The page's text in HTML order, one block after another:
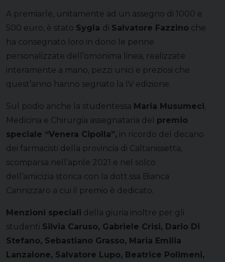
A premiarle, unitamente ad un assegno di 1000 e
500 euro, è stato Sygla di Salvatore Fazzino che
ha consegnato loro in dono le penne
personalizzate dell’omonima linea, realizzate
interamente a mano, pezzi unici e preziosi che
quest’anno hanno segnato la IV edizione.
Sul podio anche la studentessa Maria Musumeci,
Medicina e Chirurgia assegnataria del premio
speciale “Venera Cipolla”, in ricordo del decano
dei farmacisti della provincia di Caltanissetta,
scomparsa nell’aprile 2021 e nel solco
dell’amicizia storica con la dott.ssa Bianca
Cannizzaro a cui il premio è dedicato.
Menzioni speciali della giuria inoltre per gli
studenti Silvia Caruso, Gabriele Crisi, Dario Di
Stefano, Sebastiano Grasso, Maria Emilia
Lanzalone, Salvatore Lupo, Beatrice Polimeni,